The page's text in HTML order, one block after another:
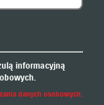
informacyjną
danych osobowych.